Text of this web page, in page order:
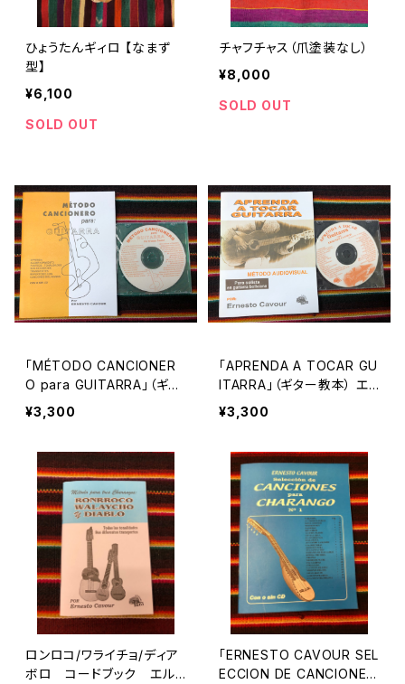
ひょうたんギィロ 【なまず
型】
¥6,100
SOLD OUT
チャフチャス（爪塗装なし）
¥8,000
SOLD OUT
「MÉTODO CANCIONER
O para GUITARRA」（ギタ
ーのための歌集） エルネス
ト・カブール著【CD付】
¥3,300
「APRENDA A TOCAR GU
ITARRA」（ギター教本） エ
ルネスト・カブール 著【CD
付】
¥3,300
ロンロコ/ワライチョ/ディア
ボロ コードブック エル
「ERNESTO CAVOUR SEL
ECCION DE CANCIONES